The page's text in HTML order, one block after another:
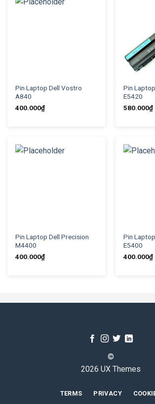
Pin Laptop Dell Vostro
A840
400.000₫
Pin
E5420
580.000₫
Pin Laptop Dell Precision
M4400
400.000₫
Pin
E5400
400.000₫
©
2026 UX Themes
TERMS PRIVACY